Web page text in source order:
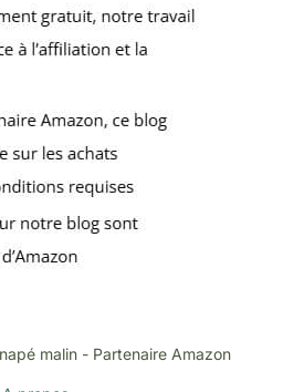
malin - Partenaire Amazon